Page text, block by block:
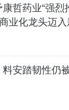
哲药业“强烈
业化龙头迈
安踏韧性仍